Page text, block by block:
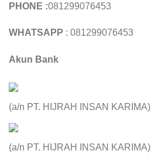
PHONE :081299076453
WHATSAPP : 081299076453
Akun Bank
(a/n PT. HIJRAH INSAN KARIMA)
(a/n PT. HIJRAH INSAN KARIMA)